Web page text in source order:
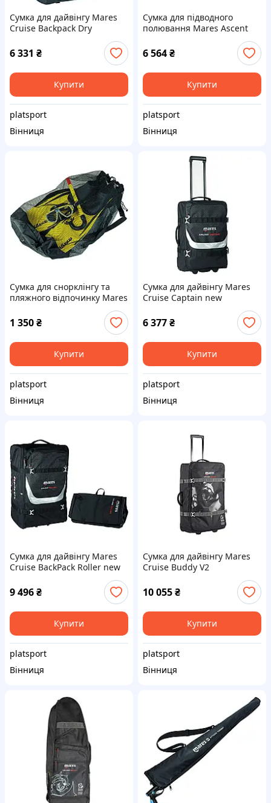
Сумка для дайвінгу Mares
Cruise Backpack Dry
6 331 ₴
Купити
platsport
Вінниця
Сумка для підводного
полювання Mares Ascent
6 564₴
Купити
platsport
Вінниця
Сумка для снорклінгу та
пляжного відпочинку Mares
1 350₴
Купити
platsport
Вінниця
Сумка для дайвінгу Mares
Cruise Captain new
6 377₴
Купити
platsport
Вінниця
Сумка для дайвінгу Mares
Cruise BackPack Roller new
9 496₴
Купити
platsport
Вінниця
Сумка для дайвінгу Mares
Cruise Buddy V2
10 055₴
Купити
platsport
Вінниця